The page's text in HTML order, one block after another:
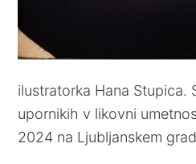
ilustratorka Hana Stupica.
upornikih v likovni
2024 na Ljubljanskem